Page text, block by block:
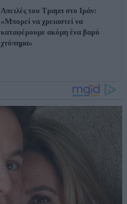
Απειλές του Τραμπ στο Ιράν:
«Μπορεί να χρειαστεί να
καταφέρουμε ακόμη ένα βαρύ
χτύπημα»